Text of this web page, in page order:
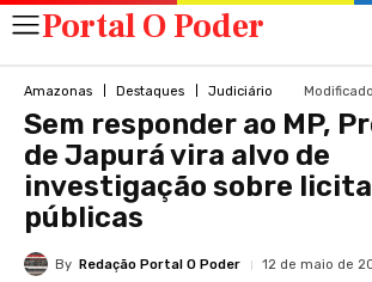
Portal O Poder
Amazonas Destaques Judiciário
Sem responder ao MP,
de Japurá vira alvo de
investigação sobre
públicas
By Redação Portal O Poder 12 de maio de